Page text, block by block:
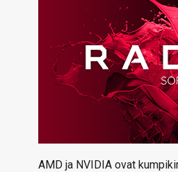
AMD ja NVIDIA ovat